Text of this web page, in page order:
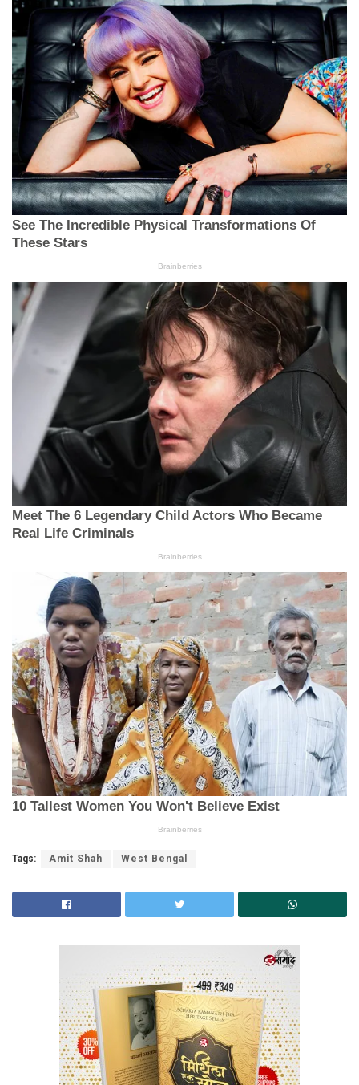
Tags: Amit Shah West Bengal